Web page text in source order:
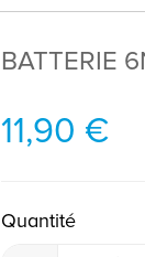
BATTERIE
11,90 €
Quantité